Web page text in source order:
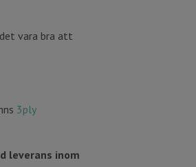
vara bra att
3ply
leverans inom